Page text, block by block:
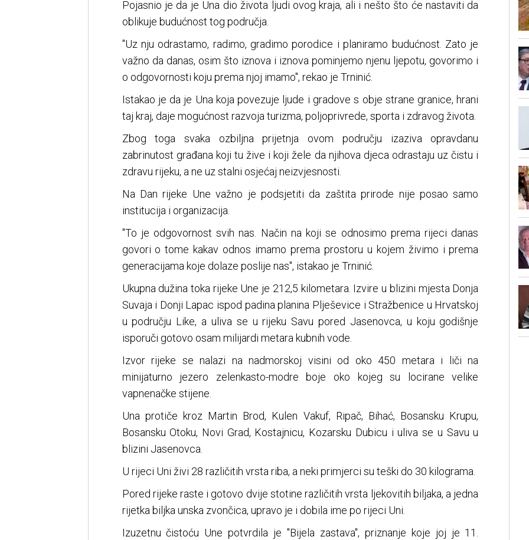
Pojasnio je da je Una dio života ljudi ovog kraja, ali i nešto što će nastaviti da
oblikuje budućnost tog područja.
"Uz nju odrastamo, radimo, gradimo porodice i planiramo budućnost. Zato je
važno da danas, osim što iznova i iznova pominjemo njenu ljepotu, govorimo i
o odgovornosti koju prema njoj imamo", rekao je Trninić.
Istakao je da je Una koja povezuje ljude i gradove s obje strane granice, hrani
taj kraj, daje mogućnost razvoja turizma, poljoprivrede, sporta i zdravog života.
Zbog toga svaka ozbiljna prijetnja ovom području izaziva opravdanu
zabrinutost građana koji tu žive i koji žele da njihova djeca odrastaju uz čistu i
zdravu rijeku, a ne uz stalni osjećaj neizvjesnosti.
Na Dan rijeke Une važno je podsjetiti da zaštita prirode nije posao samo
institucija i organizacija.
"To je odgovornost svih nas. Način na koji se odnosimo prema rijeci danas
govori o tome kakav odnos imamo prema prostoru u kojem živimo i prema
generacijama koje dolaze poslije nas", istakao je Trninić.
Ukupna dužina toka rijeke Une je 212,5 kilometara. Izvire u blizini mjesta Donja
Suvaja i Donji Lapac ispod padina planina Plješevice i Stražbenice u Hrvatskoj
u području Like, a uliva se u rijeku Savu pored Jasenovca, u koju godišnje
isporuči gotovo osam milijardi metara kubnih vode.
Izvor rijeke se nalazi na nadmorskoj visini od oko 450 metara i liči na
minijaturno jezero zelenkasto-modre boje oko kojeg su locirane velike
vapnenačke stijene.
Una protiče kroz Martin Brod, Kulen Vakuf, Ripač, Bihać, Bosansku Krupu,
Bosansku Otoku, Novi Grad, Kostajnicu, Kozarsku Dubicu i uliva se u Savu u
blizini Jasenovca.
U rijeci Uni živi 28 različitih vrsta riba, a neki primjerci su teški do 30 kilograma.
Pored rijeke raste i gotovo dvije stotine različitih vrsta ljekovitih biljaka, a jedna
rijetka biljka unska zvončica, upravo je i dobila ime po rijeci Uni.
Izuzetnu čistoću Une potvrdila je "Bijela zastava", priznanje koje joj je 11.